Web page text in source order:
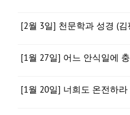
[2월 3일] 천문학과 성경 (
[1월 27일] 어느 안식일에
[1월 20일] 너희도 온전하